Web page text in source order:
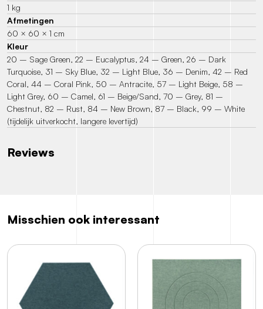
1 kg
Afmetingen
60 × 60 × 1 cm
Kleur
20 – Sage Green, 22 – Eucalyptus, 24 – Green, 26 – Dark
Turquoise, 31 – Sky Blue, 32 – Light Blue, 36 – Denim, 42 – Red
Coral, 44 – Coral Pink, 50 – Antracite, 57 – Light Beige, 58 –
Light Grey, 60 – Camel, 61 – Beige/Sand, 70 – Grey, 81 –
Chestnut, 82 – Rust, 84 – New Brown, 87 – Black, 99 – White
(tijdelijk uitverkocht, langere levertijd)
Reviews
Misschien ook interessant